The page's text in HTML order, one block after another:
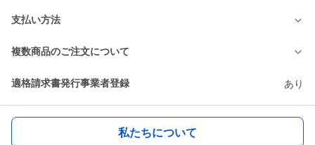
支払い方法
複数商品のご注文について
適格請求書発行事業者登録 あり
私たちについて